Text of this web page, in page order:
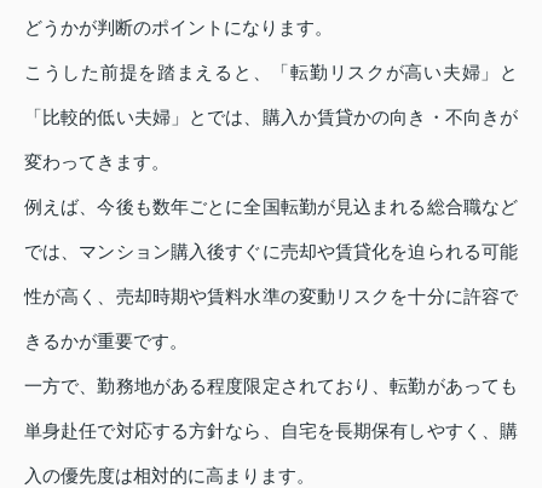
どうかが判断のポイントになります。
こうした前提を踏まえると、「転勤リスクが高い夫婦」と
「比較的低い夫婦」とでは、購入か賃貸かの向き・不向きが
変わってきます。
例えば、今後も数年ごとに全国転勤が見込まれる総合職など
では、マンション購入後すぐに売却や賃貸化を迫られる可能
性が高く、売却時期や賃料水準の変動リスクを十分に許容で
きるかが重要です。
一方で、勤務地がある程度限定されており、転勤があっても
単身赴任で対応する方針なら、自宅を長期保有しやすく、購
入の優先度は相対的に高まります。